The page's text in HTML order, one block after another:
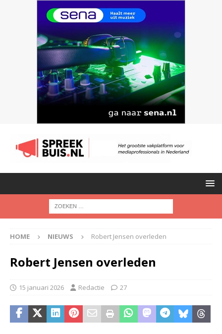
HOME NIEUWS Robert Jensen overleden
Robert Jensen overleden
15 januari 2026 Redactie 27